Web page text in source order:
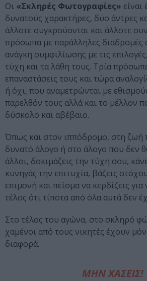
Οι «Σκληρές Φωτογραφίες» είναι
δυνατούς χαρακτήρες, δύο άντρες
άλλοτε συγκρούονται και άλλοτε
πρόσωπα με παράλληλες διαδρομές
ανάγκη συμφιλίωσης με τις
τύχη και τα λάθη τους. Τρία
επαναστάσεις τους και τώρα
ή όχι, που αναμετρώνται με
παρελθόν τους αλλά και το μέλλον
δύσκολο και αβέβαιο.
Όπως και στον ιππόδρομο, στη ζωή
δυνατό άλογο ή στο άλογο που δεν
άλλοι, δοκιμάζεις την τύχη σου,
κυνηγάς την επιτυχία, βάζεις
επιμονή και πείσμα να κερδίζεις
τέλος ότι τίποτα από όλα αυτά δεν
Στο τέλος του αγώνα, στο σκληρό
χαμένοι από τους νικητές έχουν
διαφορά.
ΜΗΝ ΧΑΣΕΙΣ!